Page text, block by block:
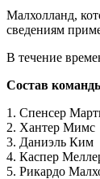
Малхолланд,
сведениям
В течение
Состав
1. Спенсер
2. Хантер Мимс
3. Даниэль Ким
4. Каспер
5. Рикардо